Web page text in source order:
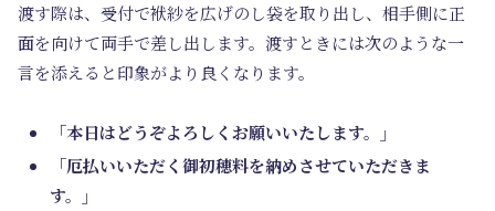
渡す際は、受付で袱紗を広げのし袋を取り出し、相手側に正
面を向けて両手で差し出します。渡すときには次のような一
言を添えると印象がより良くなります。
「本日はどうぞよろしくお願いいたします。」
「厄払いいただく御初穂料を納めさせていただきま
す。」